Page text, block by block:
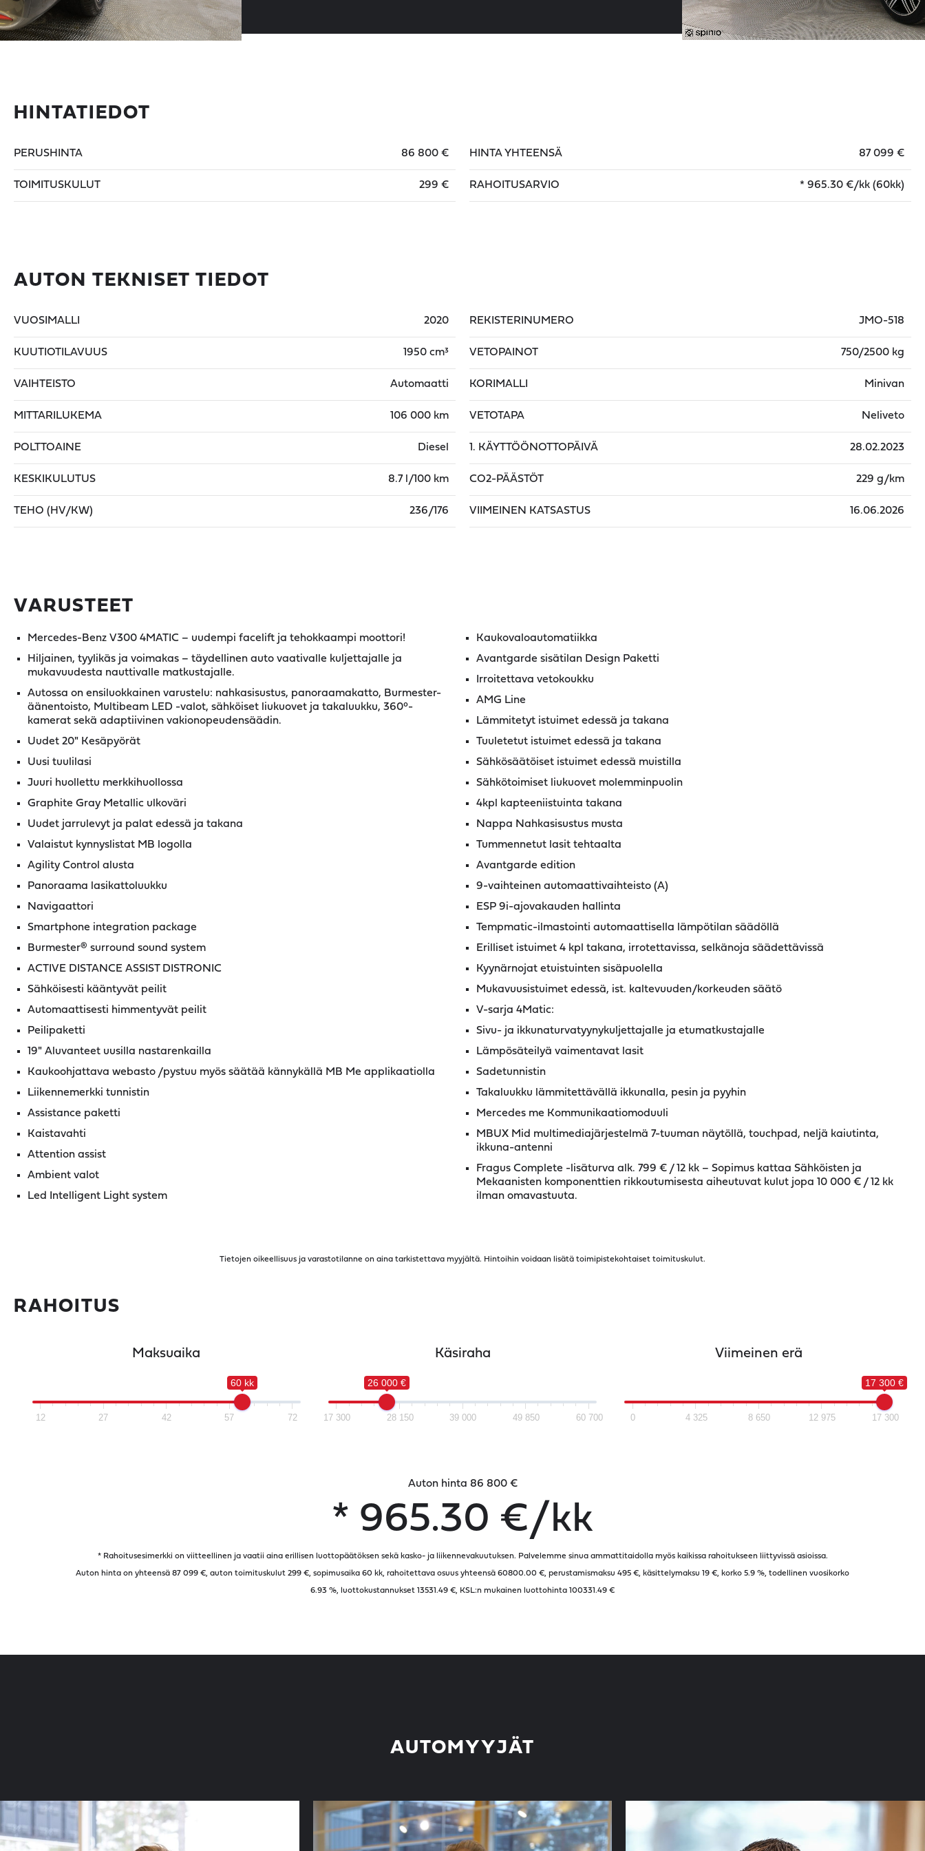
HINTATIEDOT
PERUSHINTA 86 800 €
TOIMITUSKULUT 299 €
HINTA YHTEENSÄ 87 099 €
RAHOITUSARVIO * 965.30 €/kk (60kk)
AUTON TEKNISET TIEDOT
VUOSIMALLI 2020
KUUTIOTILAVUUS 1950 cm³
VAIHTEISTO Automaatti
MITTARILUKEMA 106 000 km
POLTTOAINE Diesel
KESKIKULUTUS 8.7 l/100 km
TEHO (HV/KW) 236/176
REKISTERINUMERO JMO-518
VETOPAINOT 750/2500 kg
KORIMALLI Minivan
VETOTAPA Neliveto
1. KÄYTTÖÖNOTTOPÄIVÄ 28.02.2023
CO2-PÄÄSTÖT 229 g/km
VIIMEINEN KATSASTUS 16.06.2026
VARUSTEET
Mercedes-Benz V300 4MATIC – uudempi facelift ja tehokkaampi moottori!
Hiljainen, tyylikäs ja voimakas – täydellinen auto vaativalle kuljettajalle ja
mukavuudesta nauttivalle matkustajalle.
Autossa on ensiluokkainen varustelu: nahkasisustus, panoraamakatto, Burmester-
äänentoisto, Multibeam LED -valot, sähköiset liukuovet ja takaluukku, 360°-
kamerat sekä adaptiivinen vakionopeudensäädin.
Uudet 20" Kesäpyörät
Uusi tuulilasi
Juuri huollettu merkkihuollossa
Graphite Gray Metallic ulkoväri
Uudet jarrulevyt ja palat edessä ja takana
Valaistut kynnyslistat MB logolla
Agility Control alusta
Panoraama lasikattoluukku
Navigaattori
Smartphone integration package
Burmester® surround sound system
ACTIVE DISTANCE ASSIST DISTRONIC
Sähköisesti kääntyvät peilit
Automaattisesti himmentyvät peilit
Peilipaketti
19" Aluvanteet uusilla nastarenkailla
Kaukoohjattava webasto /pystuu myös säätää kännykällä MB Me applikaatiolla
Liikennemerkki tunnistin
Assistance paketti
Kaistavahti
Attention assist
Ambient valot
Led Intelligent Light system
Kaukovaloautomatiikka
Avantgarde sisätilan Design Paketti
Irroitettava vetokoukku
AMG Line
Lämmitetyt istuimet edessä ja takana
Tuuletetut istuimet edessä ja takana
Sähkösäätöiset istuimet edessä muistilla
Sähkötoimiset liukuovet molemminpuolin
4kpl kapteeniistuinta takana
Nappa Nahkasisustus musta
Tummennetut lasit tehtaalta
Avantgarde edition
9-vaihteinen automaattivaihteisto (A)
ESP 9i-ajovakauden hallinta
Tempmatic-ilmastointi automaattisella lämpötilan säädöllä
Erilliset istuimet 4 kpl takana, irrotettavissa, selkänoja säädettävissä
Kyynärnojat etuistuinten sisäpuolella
Mukavuusistuimet edessä, ist. kaltevuuden/korkeuden säätö
V-sarja 4Matic:
Sivu- ja ikkunaturvatyynykuljettajalle ja etumatkustajalle
Lämpösäteilyä vaimentavat lasit
Sadetunnistin
Takaluukku lämmitettävällä ikkunalla, pesin ja pyyhin
Mercedes me Kommunikaatiomoduuli
MBUX Mid multimediajärjestelmä 7-tuuman näytöllä, touchpad, neljä kaiutinta,
ikkuna-antenni
Fragus Complete -lisäturva alk. 799 € / 12 kk – Sopimus kattaa Sähköisten ja
Mekaanisten komponenttien rikkoutumisesta aiheutuvat kulut jopa 10 000 € / 12 kk
ilman omavastuuta.
Tietojen oikeellisuus ja varastotilanne on aina tarkistettava myyjältä. Hintoihin voidaan lisätä toimipistekohtaiset toimituskulut.
RAHOITUS
Maksuaika
60 kk
12 27 42 57 72
Käsiraha
26 000 €
17 300 28 150 39 000 49 850 60 700
Viimeinen erä
17 300 €
0 4 325 8 650 12 975 17 300
Auton hinta 86 800 €
* 965.30 €/kk
* Rahoitusesimerkki on viitteellinen ja vaatii aina erillisen luottopäätöksen sekä kasko- ja liikennevakuutuksen. Palvelemme sinua ammattitaidolla myös kaikissa rahoitukseen liittyvissä asioissa.
Auton hinta on yhteensä 87 099 €, auton toimituskulut 299 €, sopimusaika 60 kk, rahoitettava osuus yhteensä 60800.00 €, perustamismaksu 495 €, käsittelymaksu 19 €, korko 5.9 %, todellinen vuosikorko
6.93 %, luottokustannukset 13531.49 €, KSL:n mukainen luottohinta 100331.49 €
AUTOMYYJÄT